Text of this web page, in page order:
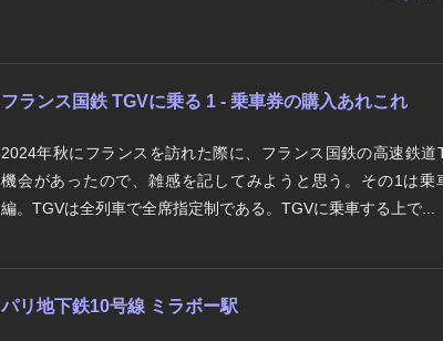
フランス国鉄 TGVに乗る 1 - 乗車券の購入あれこれ
2024年秋にフランスを訪れた際に、フランス国鉄の高速鉄道
機会があったので、雑感を記してみようと思う。その1は乗
編。TGVは全列車で全席指定制である。TGVに乗車する上で...
パリ地下鉄10号線 ミラボー駅